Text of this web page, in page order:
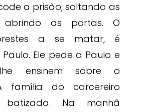
a prisão, soltando as
abrindo as portas. O
a se matar, é
Ele pede a Paulo e
ensinem sobre o
família do carcereiro
Na manhã